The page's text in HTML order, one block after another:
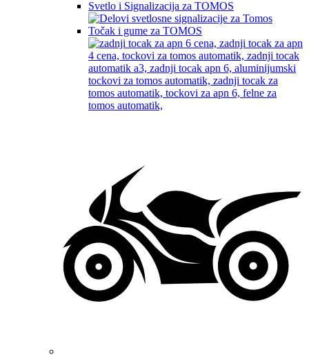
Svetlo i Signalizacija za TOMOS
Točak i gume za TOMOS